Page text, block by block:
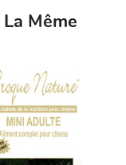
Même